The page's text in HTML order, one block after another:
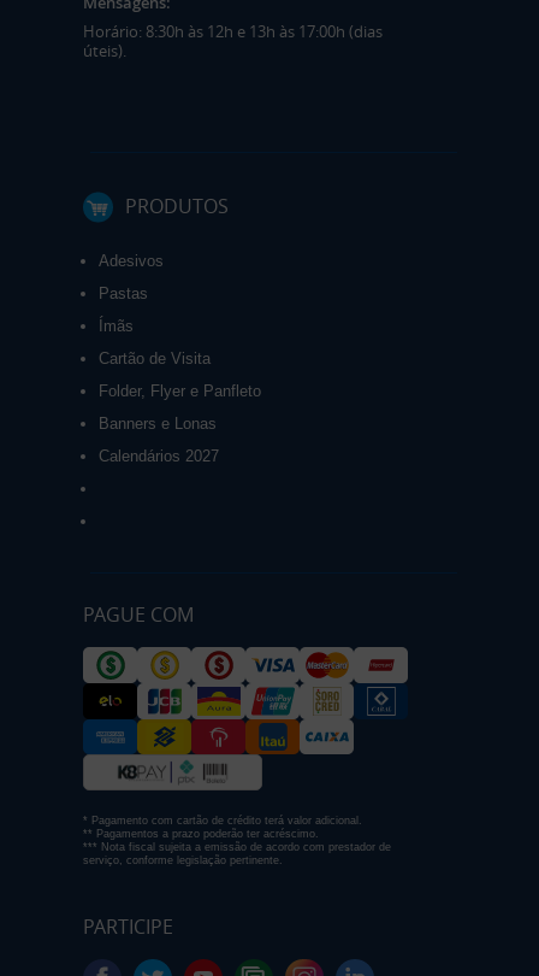
Horário: 8:30h às 12h e 13h às 17:00h (dias
úteis).
PRODUTOS
Adesivos
Pastas
Ímãs
Cartão de Visita
Folder, Flyer e Panfleto
Banners e Lonas
Calendários 2027
PAGUE COM
* Pagamento com cartão de crédito terá valor adicional.
** Pagamentos a prazo poderão ter acréscimo.
*** Nota fiscal sujeita a emissão de acordo com prestador de
serviço, conforme legislação pertinente.
PARTICIPE